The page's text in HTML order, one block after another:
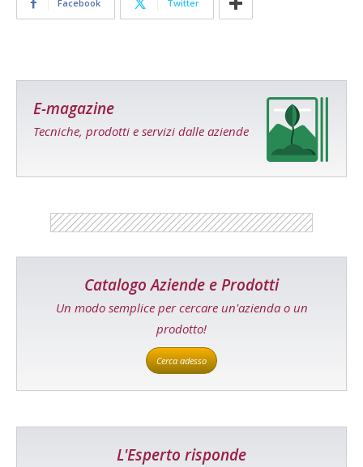
Facebook Twitter
E-magazine
Tecniche, prodotti e servizi dalle aziende
Catalogo Aziende e Prodotti
Un modo semplice per cercare un'azienda o un
prodotto!
Cerca adesso
L'Esperto risponde